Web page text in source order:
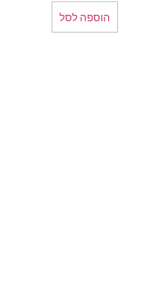
הוספה לסל